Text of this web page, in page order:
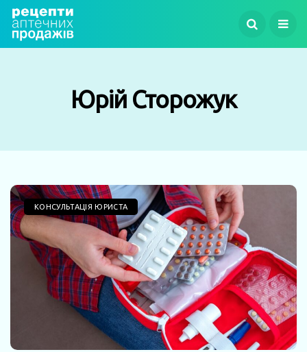
Юрій Сторожук
КОНСУЛЬТАЦІЯ ЮРИСТА